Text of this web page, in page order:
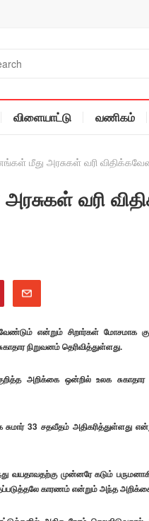
விளையாட்டு வணிகம்
மீது அரசுகள் வரி
வரி
என்றும் சிறார்கள் மோசமாக
நிறுவனம் தெரிவித்துள்ளது.
அறிக்கை ஒன்றில் உலக
33 சதவீதம் அதிகரித்துள்ளது
வயதாவதற்கு முன்னரே கடும்
காரணம் என்றும் அந்த